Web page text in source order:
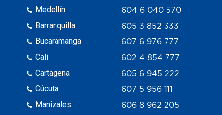
Medellín
Barranquilla
Bucaramanga
Cali
Cartagena
Cúcuta
Manizales
604 6 040 570
605 3 852 333
607 6 976 777
602 4 854 777
605 6 945 222
607 5 956 111
606 8 962 205